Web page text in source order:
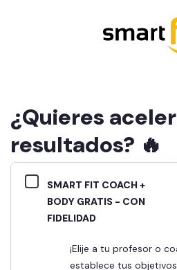
¿Quieres
resultados? 🔥
SMART FIT COACH +
BODY GRATIS - CON
FIDELIDAD
¡Elije a tu profesor o coach alimenticio,
establece tus